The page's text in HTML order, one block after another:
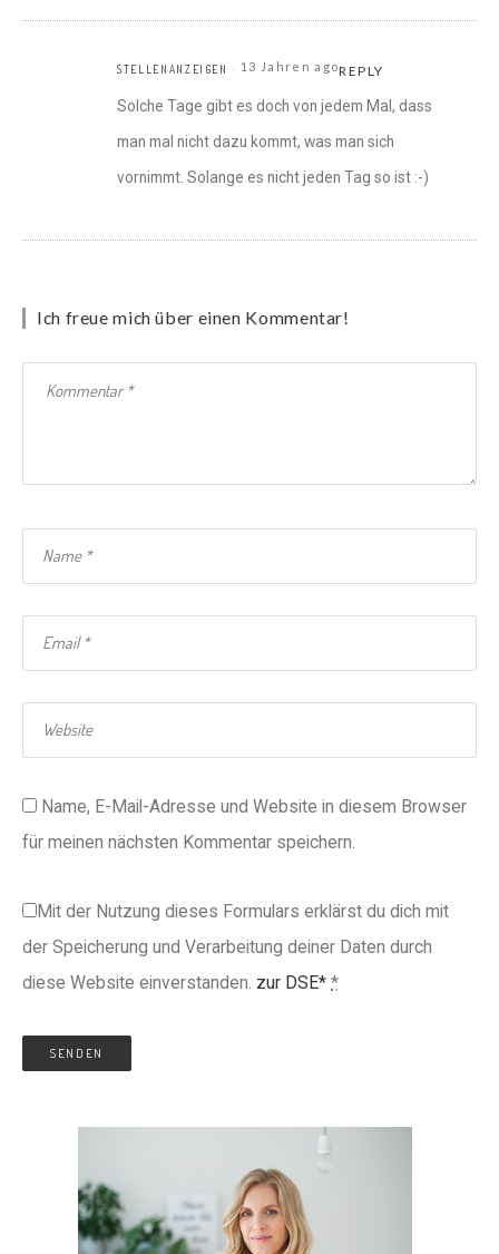
STELLENANZEIGEN 13 Jahren agoREPLY
Solche Tage gibt es doch von jedem Mal, dass
man mal nicht dazu kommt, was man sich
vornimmt. Solange es nicht jeden Tag so ist :-)
Ich freue mich über einen Kommentar!
Name, E-Mail-Adresse und Website in diesem Browser
für meinen nächsten Kommentar speichern.
Mit der Nutzung dieses Formulars erklärst du dich mit
der Speicherung und Verarbeitung deiner Daten durch
diese Website einverstanden. zur DSE* *